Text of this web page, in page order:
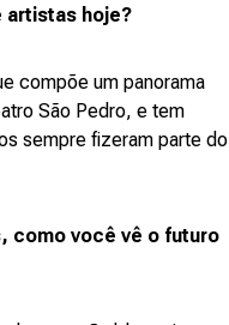
artistas hoje?
compõe um panorama
São Pedro, e tem
sempre fizeram parte do
como você vê o futuro